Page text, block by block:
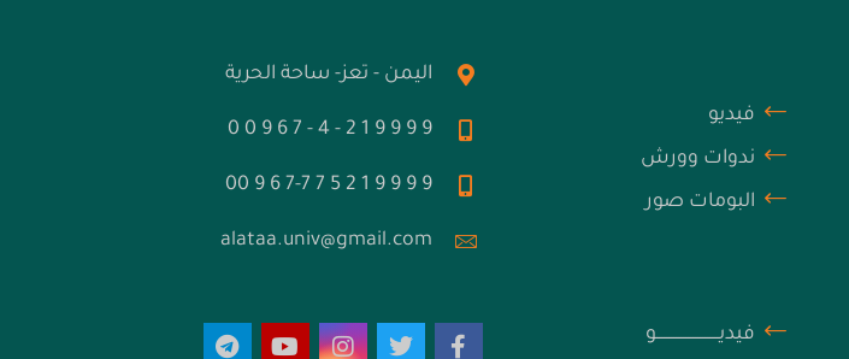
فيديو
ندوات وورش
البومات صور
فيديــــــــــــــــــــــــــو
اليمن - تعز- ساحة الحرية
9 9 9 9 1 2 - 4 - 7 6 9 0 0
9 9 9 9 1 2 5 7 7-7 6 9 00
alataa.univ@gmail.com